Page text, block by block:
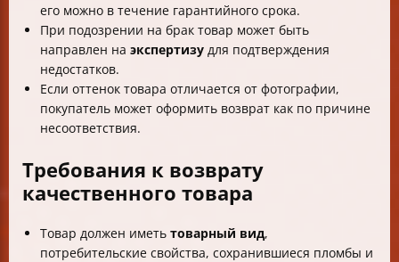
его можно в течение гарантийного срока.
При подозрении на брак товар может быть
направлен на экспертизу для подтверждения
недостатков.
Если оттенок товара отличается от фотографии,
покупатель может оформить возврат как по причине
несоответствия.
Требования к возврату
качественного товара
Товар должен иметь товарный вид,
потребительские свойства, сохранившиеся пломбы и